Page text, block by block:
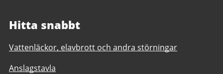
Hitta snabbt
Vattenläckor, elavbrott och andra störningar
Anslagstavla